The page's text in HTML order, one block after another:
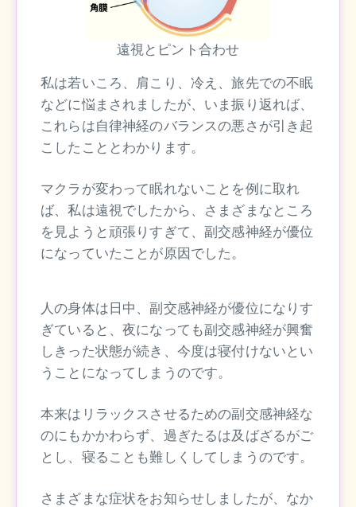
遠視とピント合わせ
私は若いころ、肩こり、冷え、旅先での不眠
などに悩まされましたが、いま振り返れば、
これらは自律神経のバランスの悪さが引き起
こしたこととわかります。
マクラが変わって眠れないことを例に取れ
ば、私は遠視でしたから、さまざまなところ
を見ようと頑張りすぎて、副交感神経が優位
になっていたことが原因でした。
人の身体は日中、副交感神経が優位になりす
ぎていると、夜になっても副交感神経が興奮
しきった状態が続き、今度は寝付けないとい
うことになってしまうのです。
本来はリラックスさせるための副交感神経な
のにもかかわらず、過ぎたるは及ばざるがご
とし、寝ることも難しくしてしまうのです。
さまざまな症状をお知らせしましたが、なか